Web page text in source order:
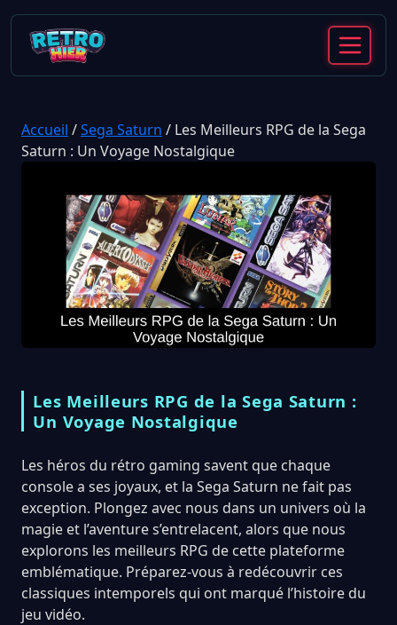
Accueil /Sega Saturn / Les Meilleurs RPG de la Sega
Saturn : Un Voyage Nostalgique
Les Meilleurs RPG de la Sega Saturn :
Un Voyage Nostalgique
Les héros du rétro gaming savent que chaque
console a ses joyaux, et la Sega Saturn ne fait pas
exception. Plongez avec nous dans un univers où la
magie et l’aventure s’entrelacent, alors que nous
explorons les meilleurs RPG de cette plateforme
emblématique. Préparez-vous à redécouvrir ces
classiques intemporels qui ont marqué l’histoire du
jeu vidéo.